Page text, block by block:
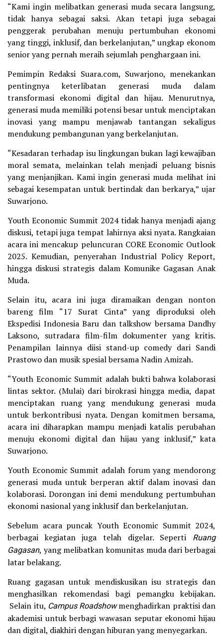
“Kami ingin melibatkan generasi muda secara langsung,
tidak hanya sebagai saksi. Akan tetapi juga sebagai
penggerak perubahan menuju pertumbuhan ekonomi
yang tinggi, inklusif, dan berkelanjutan,” ungkap ekonom
senior yang pernah meraih sejumlah penghargaan ini.
Pemimpin Redaksi Suara.com, Suwarjono, menekankan
pentingnya keterlibatan generasi muda dalam
transformasi ekonomi digital dan hijau. Menurutnya,
generasi muda memiliki potensi besar untuk menciptakan
inovasi yang mampu menjawab tantangan sekaligus
mendukung pembangunan yang berkelanjutan.
“Kesadaran terhadap isu lingkungan bukan lagi kewajiban
moral semata, melainkan telah menjadi peluang bisnis
yang menjanjikan. Kami ingin generasi muda melihat ini
sebagai kesempatan untuk bertindak dan berkarya,” ujar
Suwarjono.
Youth Economic Summit 2024 tidak hanya menjadi ajang
diskusi, tetapi juga tempat lahirnya aksi nyata. Rangkaian
acara ini mencakup peluncuran CORE Economic Outlook
2025. Kemudian, penyerahan Industrial Policy Report,
hingga diskusi strategis dalam Komunike Gagasan Anak
Muda.
Selain itu, acara ini juga diramaikan dengan nonton
bareng film “17 Surat Cinta” yang diproduksi oleh
Ekspedisi Indonesia Baru dan talkshow bersama Dandhy
Laksono, sutradara film-film dokumenter yang kritis.
Penampilan lainnya diisi stand-up comedy dari Sandi
Prastowo dan musik spesial bersama Nadin Amizah.
“Youth Economic Summit adalah bukti bahwa kolaborasi
lintas sektor. (Mulai) dari birokrasi hingga media, dapat
menciptakan ruang yang mendukung generasi muda
untuk berkontribusi nyata. Dengan komitmen bersama,
acara ini diharapkan mampu menjadi katalis perubahan
menuju ekonomi digital dan hijau yang inklusif,” kata
Suwarjono.
Youth Economic Summit adalah forum yang mendorong
generasi muda untuk berperan aktif dalam inovasi dan
kolaborasi. Dorongan ini demi mendukung pertumbuhan
ekonomi nasional yang inklusif dan berkelanjutan.
Sebelum acara puncak Youth Economic Summit 2024,
berbagai kegiatan juga telah digelar. Seperti Ruang
Gagasan, yang melibatkan komunitas muda dari berbagai
latar belakang.
Ruang gagasan untuk mendiskusikan isu strategis dan
menghasilkan rekomendasi bagi pemangku kebijakan.
Selain itu, Campus Roadshowmenghadirkan praktisi dan
akademisi untuk berbagi wawasan seputar ekonomi hijau
dan digital, diakhiri dengan hiburan yang menyegarkan.